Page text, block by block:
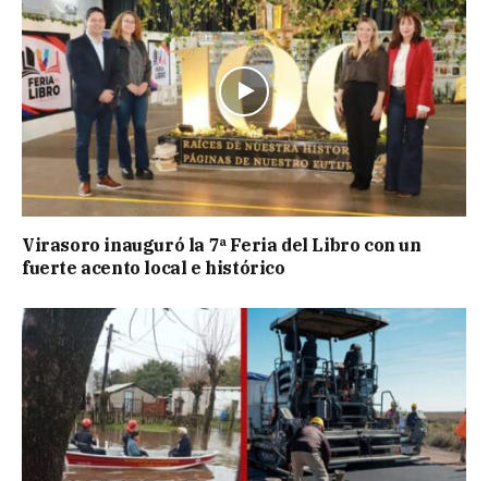
Virasoro inauguró la 7ª Feria del Libro con un
fuerte acento local e histórico